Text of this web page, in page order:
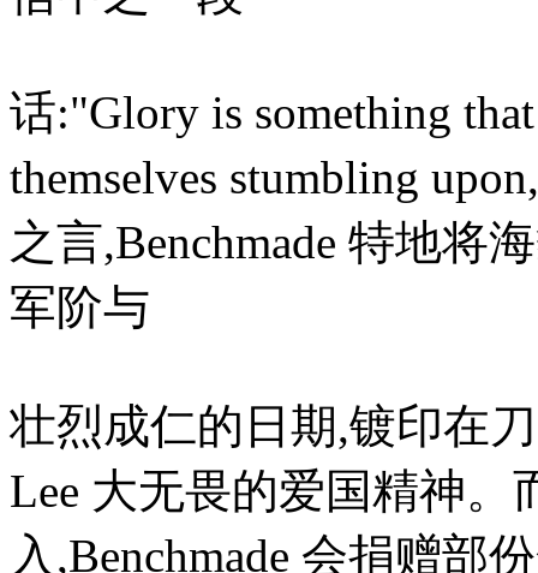
话:"Glory is something
themselves stumbling
之言,Benchmade 特地将
军阶与
壮烈成仁的日期,镀印在
Lee 大无畏的爱国精神
入,Benchmade 会捐赠部